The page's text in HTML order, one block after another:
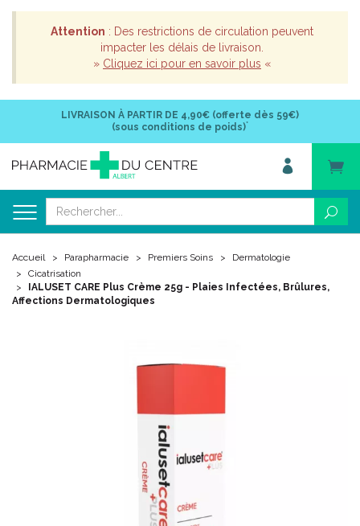
Attention : Des restrictions de circulation peuvent
impacter les délais de livraison.
» Cliquez ici pour en savoir plus «
LIVRAISON À PARTIR DE 4,90€ (offerte dès 59€)
(sous conditions de poids)*
Accueil Parapharmacie Premiers Soins
Dermatologie
Cicatrisation
IALUSET CARE Plus Crème 25g - Plaies Infectées, Brûlures,
Affections Dermatologiques